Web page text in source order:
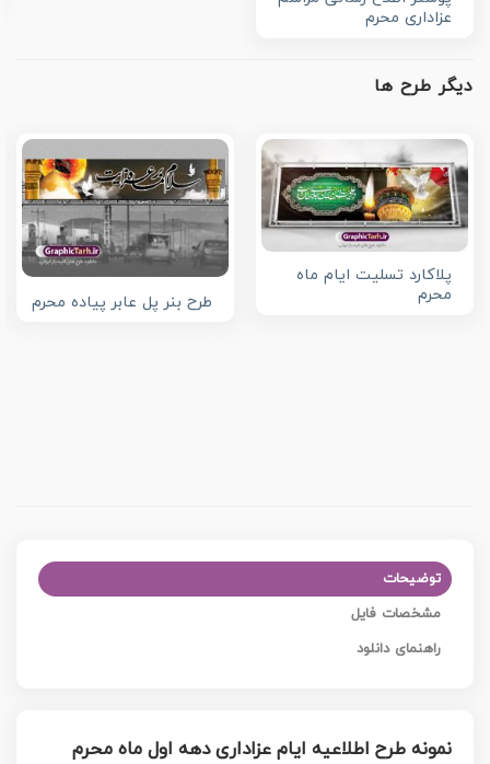
عزاداری محرم
دیگر طرح ها
پلاکارد تسلیت ایام ماه
محرم
طرح بنر پل عابر پیاده محرم
توضیحات
مشخصات فایل
راهنمای دانلود
نمونه طرح اطلاعیه ایام عزاداری دهه اول ماه محرم